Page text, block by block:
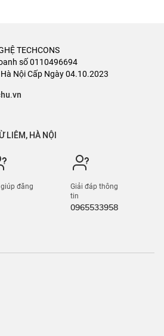
TECHCONS
số 0110496694
Nội Cấp Ngày 04.10.2023
LIÊM, HÀ NỘI
đăng
Giải đáp thông
tin
0965533958